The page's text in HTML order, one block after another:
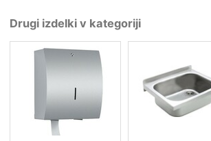
Drugi izdelki v kategoriji